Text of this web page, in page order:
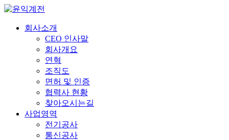
회사소개
CEO 인사말
회사개요
연혁
조직도
면허 및 인증
협력사 현황
찾아오시는길
사업영역
전기공사
통신공사